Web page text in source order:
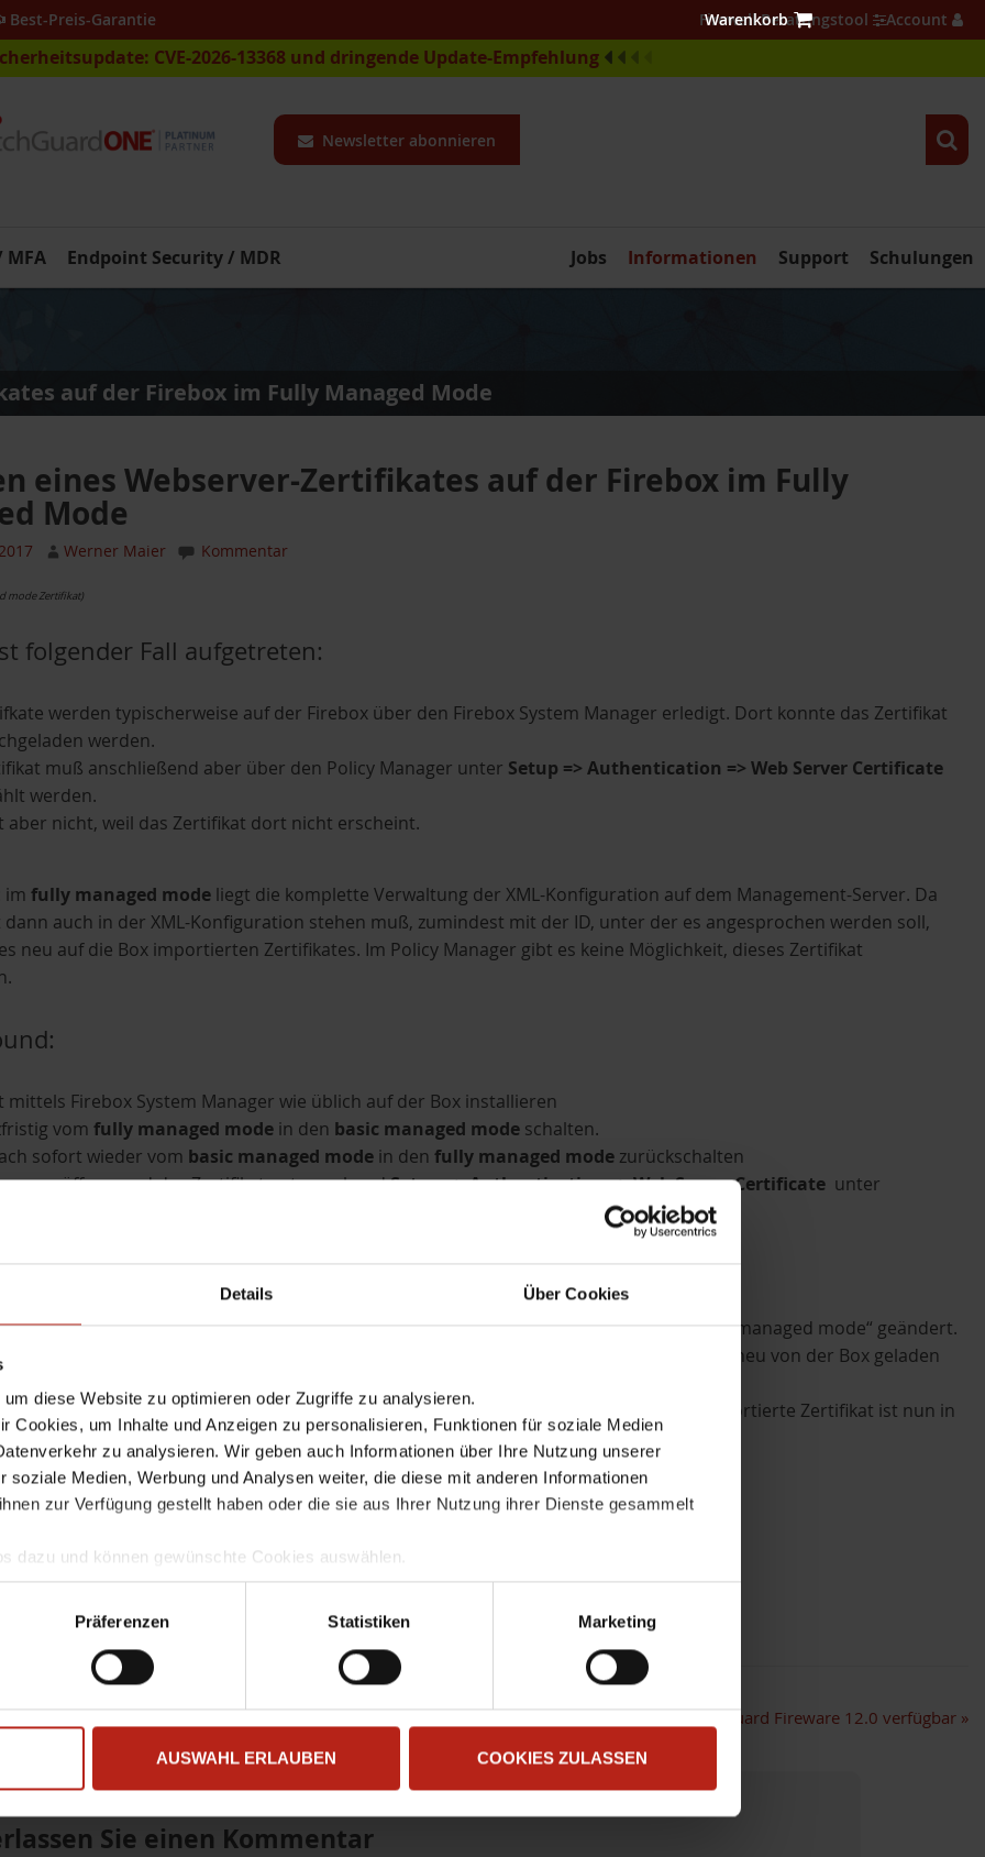
Details Über Cookies
diese Website zu optimieren oder Zugriffe zu analysieren.
Cookies, um Inhalte und Anzeigen zu personalisieren, Funktionen für soziale Medien
zu analysieren. Wir geben auch Informationen über Ihre Nutzung unserer
soziale Medien, Werbung und Analysen weiter, die diese mit anderen Informationen
zur Verfügung gestellt haben oder die sie aus Ihrer Nutzung ihrer Dienste gesammelt
dazu und können gewünschte Cookies auswählen.
und zur Speicherung Ihrer Daten finden Sie in unsererDatenschutzerklärung.
gesetzt, wenn Sie auf "Ablehnen" klicken.
Präferenzen Statistiken Marketing
AUSWAHL ERLAUBEN COOKIES ZULASSEN
CVE-2026-13368 und dringende Update-Empfehlung
Newsletter abonnieren
Best-Preis-Garantie Firewall Beratungstool Account
Endpoint Security / MDR Schulungen
Support
Informationen
Jobs
auf der Firebox im Fully Managed Mode
eines Webserver-Zertifikates auf der Firebox im Fully
Mode
Werner Maier Kommentar
mode Zertifikat)
folgender Fall aufgetreten:
werden typischerweise auf der Firebox über den Firebox System Manager erledigt. Dort konnte das Zertifikat
werden.
muß anschließend aber über den Policy Manager unter Setup => Authentication => Web Server Certificate
werden.
aber nicht, weil das Zertifikat dort nicht erscheint.
im fully managed mode liegt die komplette Verwaltung der XML-Konfiguration auf dem Management-Server. Da
dann auch in der XML-Konfiguration stehen muß, zumindest mit der ID, unter der es angesprochen werden soll,
neu auf die Box importierten Zertifikates. Im Policy Manager gibt es keine Möglichkeit, dieses Zertifikat
mittels Firebox System Manager wie üblich auf der Box installieren
vom fully managed mode in den basic managed mode schalten.
sofort wieder vom basic managed mode in den fully managed mode zurückschalten
öffnen und das Zertifikat entsprechendSetup => Authentication => Web Server Certificate unter
vomfully managed modein denbasic managed modewird auf der Box nur der „managed mode“ geändert.
vom
wird die komplette policy neu von der Box geladen
wohl auch die vorhandenen IDs aller Zertifikate mitübernommen, d.h. das neu importierte Zertifikat ist nun in
Down-Box verfügbar.
Zertifikat
Multi-WAN checks: 194.25.0.60 antwortet derzeit
Software Release: WatchGuard Fireware 12.0 verfügbar »
Sie einen Kommentar